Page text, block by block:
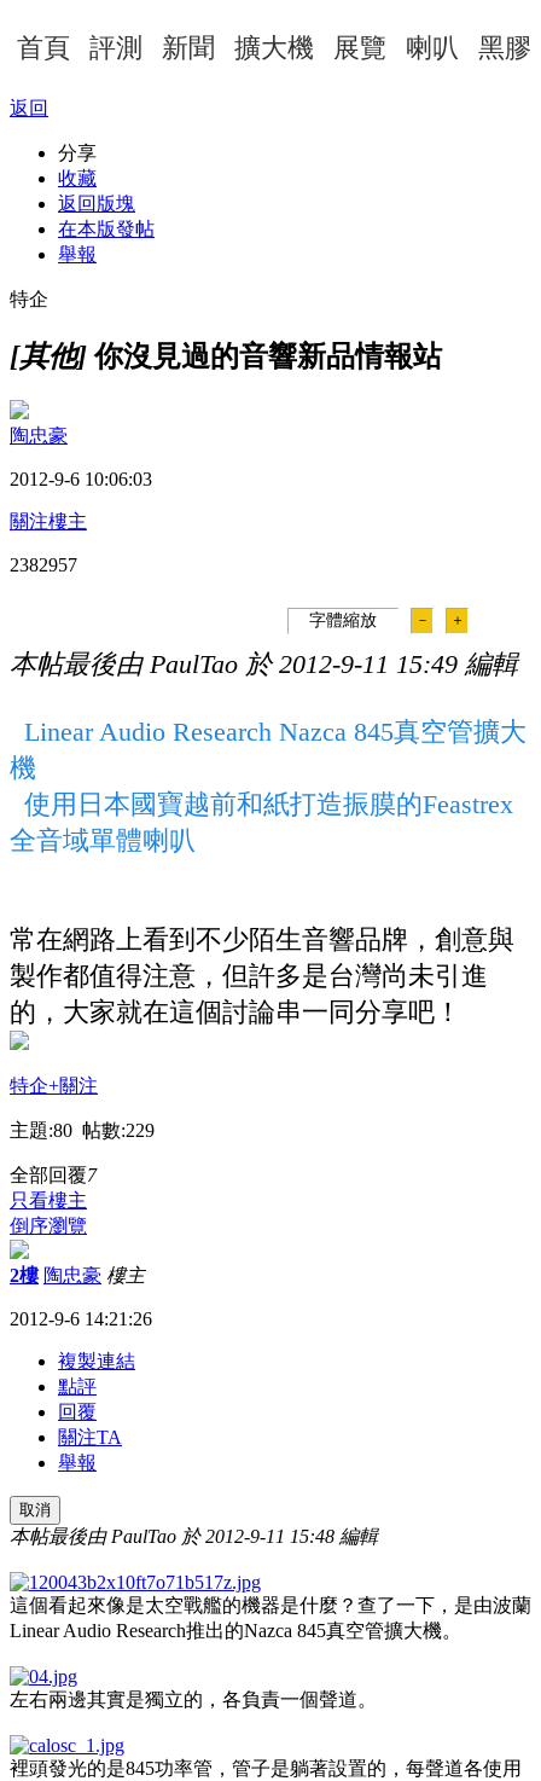
首頁 評測 新聞 擴大機 展覽 喇叭 黑膠
返回
分享
收藏
返回版塊
在本版發帖
舉報
特企
[其他]你沒見過的音響新品情報站
陶忠豪
2012-9-6 10:06:03
關注樓主
2382957
字體縮放 － ＋
本帖最後由 PaulTao 於 2012-9-11 15:49 編輯
Linear Audio Research Nazca 845真空管擴大
機
使用日本國寶越前和紙打造振膜的Feastrex
全音域單體喇叭
常在網路上看到不少陌生音響品牌，創意與
製作都值得注意，但許多是台灣尚未引進
的，大家就在這個討論串一同分享吧！
特企+關注
主題:80 帖數:229
全部回覆7
只看樓主
倒序瀏覽
2樓 陶忠豪 樓主
2012-9-6 14:21:26
複製連結
點評
回覆
關注TA
舉報
取消
本帖最後由 PaulTao 於 2012-9-11 15:48 編輯
這個看起來像是太空戰艦的機器是什麼？查了一下，是由波蘭
Linear Audio Research推出的Nazca 845真空管擴大機。
左右兩邊其實是獨立的，各負責一個聲道。
裡頭發光的是845功率管，管子是躺著設置的，每聲道各使用